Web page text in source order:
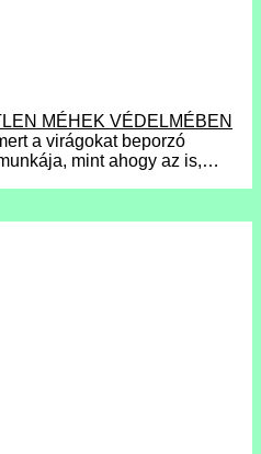
MÉHEK VÉDELMÉBEN
a virágokat beporzó
mint ahogy az is,…